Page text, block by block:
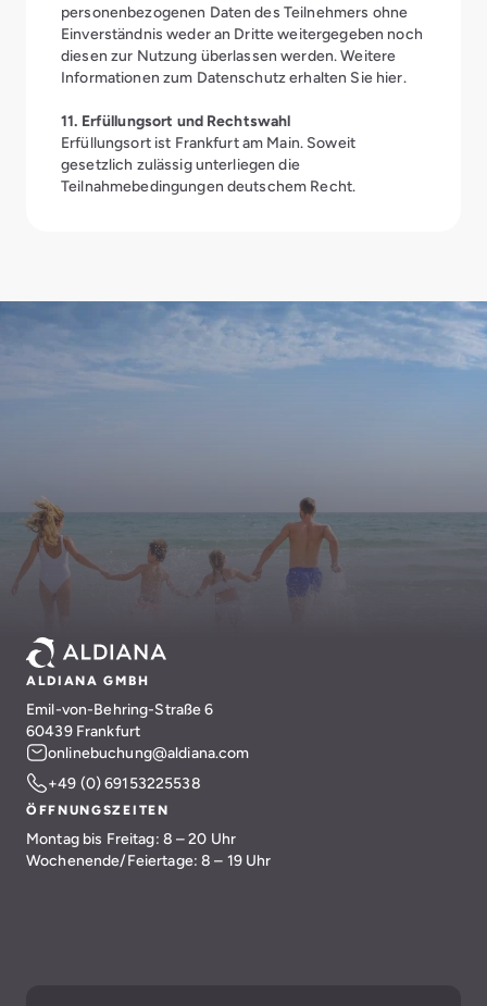
personenbezogenen Daten des Teilnehmers ohne
Einverständnis weder an Dritte weitergegeben noch
diesen zur Nutzung überlassen werden. Weitere
Informationen zum Datenschutz erhalten Sie hier.
11. Erfüllungsort und Rechtswahl
Erfüllungsort ist Frankfurt am Main. Soweit
gesetzlich zulässig unterliegen die
Teilnahmebedingungen deutschem Recht.
ALDIANA GMBH
Emil-von-Behring-Straße 6
60439 Frankfurt
onlinebuchung@aldiana.com
+49 (0) 69153225538
ÖFFNUNGSZEITEN
Montag bis Freitag: 8 – 20 Uhr
Wochenende/Feiertage: 8 – 19 Uhr